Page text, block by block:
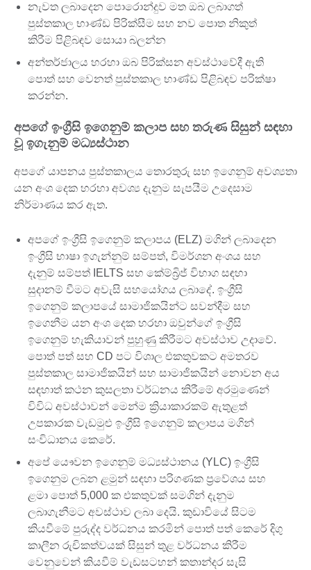
නැවත ලබාදෙන පොරොන්දුව මත ඔබ ලබාගත්
පුස්තකාල භාණ්ඩ පිරික්සීම සහ නව පොත නිකුත්
කිරීම පිළිබඳව සොයා බලන්න
අන්තර්ජාලය හරහා ඔබ පිරික්සන අවස්ථාවේදී ඇති
පොත් සහ වෙනත් පුස්තකාල භාණ්ඩ පිළිබඳව පරික්ෂා
කරන්න.
අපගේ ඉංග්‍රීසි ඉගෙනුම් කලාප සහ තරුණ සිසුන් සඳහා
වූ ඉගැනුම් මධ්‍යස්ථාන
අපගේ යාපනය පුස්තකාලය තොරතුරු සහ ඉගෙනුම් අවශ්‍යතා
යන අංශ දෙක හරහා අවශ්‍ය දැනුම සැපයීම උදෙසාම
නිර්මාණය කර ඇත.
අපගේ ඉංග්‍රීසි ඉගෙනුම් කලාපය (ELZ) මගින් ලබාදෙන
ඉංග්‍රීසි භාෂා ඉගැන්නුම් සම්පත්, විමර්ශන අංශය සහ
දැනුම් සම්පත් IELTS සහ කේම්බ්‍රිජ් විභාග සඳහා
සුදානම් වීමට අවැසි සහයෝගය ලබාදේ. ඉංග්‍රීසි
ඉගෙනුම් කලාපයේ සාමාජිකයින්ට සවන්දීම සහ
ඉගෙනීම යන අංශ දෙක හරහා ඔවුන්ගේ ඉංග්‍රීසි
ඉගෙනුම් හැකියාවන් පුහුණු කිරීමට අවස්ථාව උදාවේ.
පොත් පත් සහ CD පට විශාල එකතුවකට අමතරව
පුස්තකාල සාමාජිකයින් සහ සාමාජිකයින් නොවන අය
සඳහාත් කථන කුසලතා වර්ධනය කිරීමේ අරමුණෙන්
විවිධ අවස්ථාවන් මෙන්ම ක්‍රියාකාරකම් ඇතුළත්
උපකාරක වැඩමුළු ඉංග්‍රීසි ඉගෙනුම් කලාපය මගින්
සංවිධානය කෙරේ.
අපේ යෞවන ඉගෙනුම් මධ්‍යස්ථානය (YLC) ඉංග්‍රීසි
ඉගෙනුම ලබන ළමුන් සඳහා පරිගණක ප්‍රවේශය සහ
ළමා පොත් 5,000 ක එකතුවක් සමගින් දැනුම
ලබාගැනීමට අවස්ථාව ලබා දෙයි. කුඩාවියේ සිටම
කියවීමේ පුරුද්ද වර්ධනය කරමින් පොත් පත් කෙරේ දිගු
කාලීන රුචිකත්වයක් සිසුන් තුළ වර්ධනය කිරීම
වෙනුවෙන් කියවීම් වැඩසටහන් කතාන්දර සැසි